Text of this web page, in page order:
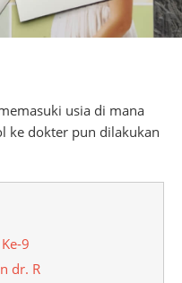
usia di mana
ke dokter pun dilakukan
9
dr. R